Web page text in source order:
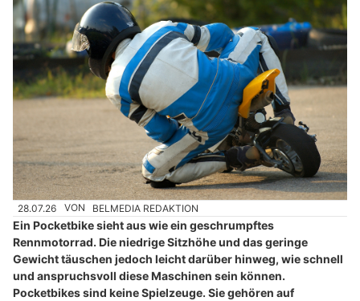
28.07.26 VON BELMEDIA REDAKTION
Ein Pocketbike sieht aus wie ein geschrumpftes
Rennmotorrad. Die niedrige Sitzhöhe und das geringe
Gewicht täuschen jedoch leicht darüber hinweg, wie schnell
und anspruchsvoll diese Maschinen sein können.
Pocketbikes sind keine Spielzeuge. Sie gehören auf